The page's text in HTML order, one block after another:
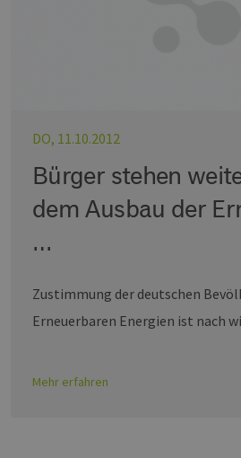
DO, 11.10.2012
Bürger stehen
dem Ausbau der
…
Zustimmung der deutschen
Erneuerbaren Energien ist nach
Mehr erfahren